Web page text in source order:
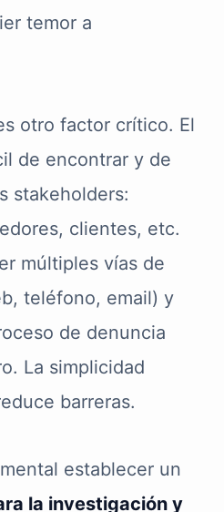
temor a
otro factor crítico. El
de encontrar y de
stakeholders:
clientes, etc.
múltiples vías de
teléfono, email) y
de denuncia
La simplicidad
barreras.
establecer un
la investigación y